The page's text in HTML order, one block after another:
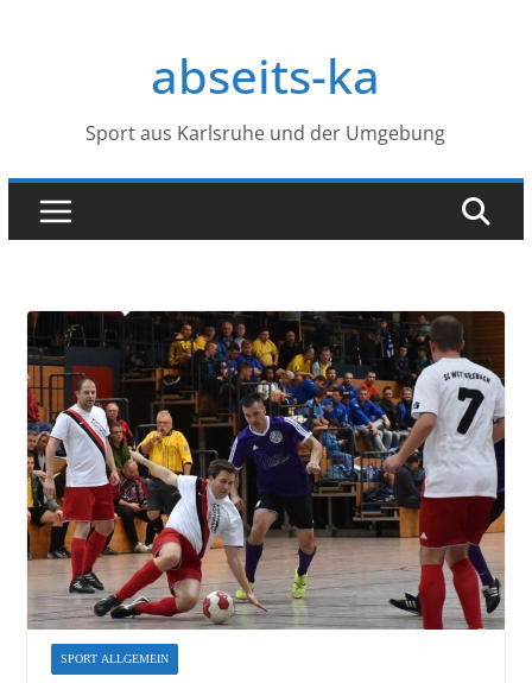
abseits-ka
Sport aus Karlsruhe und der Umgebung
SPORT ALLGEMEIN